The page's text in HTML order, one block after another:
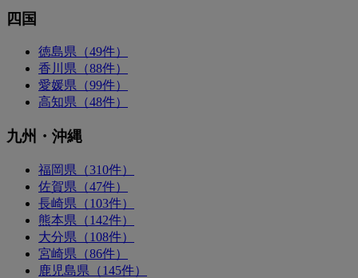
四国
徳島県（49件）
香川県（88件）
愛媛県（99件）
高知県（48件）
九州・沖縄
福岡県（310件）
佐賀県（47件）
長崎県（103件）
熊本県（142件）
大分県（108件）
宮崎県（86件）
鹿児島県（145件）